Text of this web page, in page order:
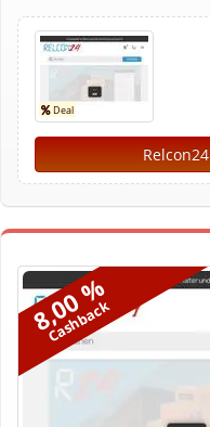
8,00 %
Cashback